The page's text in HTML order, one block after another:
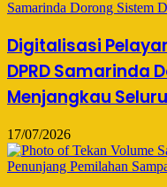
Digitalisasi
DPRD Samarinda
Menjangkau
17/07/2026